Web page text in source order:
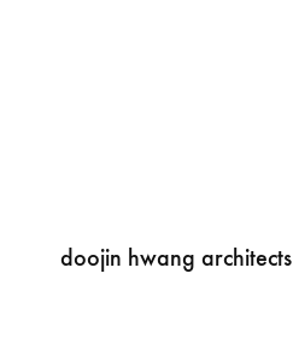
doojin hwang architects